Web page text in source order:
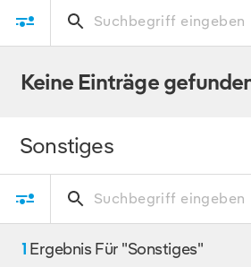
Keine Einträge
Sonstiges
1 Ergebnis Für "Sonstiges"